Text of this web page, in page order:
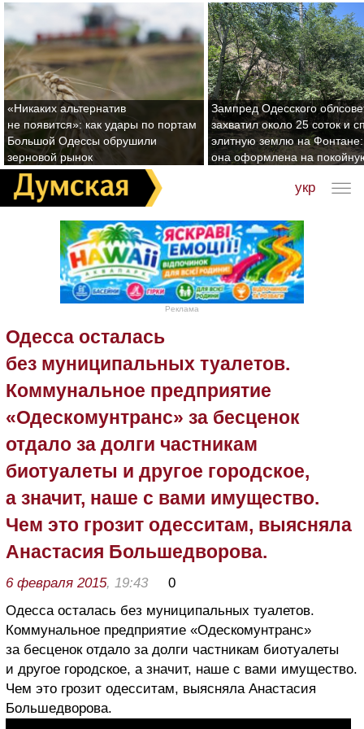
«Никаких альтернатив
не появится»: как удары по портам
Большой Одессы обрушили
зерновой рынок
Зампред Одесского
захватил около 25 соток и
элитную землю на Фонтане:
она оформлена на
укр
Реклама
Одесса осталась
без муниципальных туалетов.
Коммунальное предприятие
«Одескомунтранс» за бесценок
отдало за долги частникам
биотуалеты и другое городское,
а значит, наше с вами имущество.
Чем это грозит одесситам, выясняла
Анастасия Большедворова.
6 февраля 2015, 19:43
0
Одесса осталась без муниципальных туалетов.
Коммунальное предприятие «Одескомунтранс»
за бесценок отдало за долги частникам биотуалеты
и другое городское, а значит, наше с вами имущество.
Чем это грозит одесситам, выясняла Анастасия
Большедворова.